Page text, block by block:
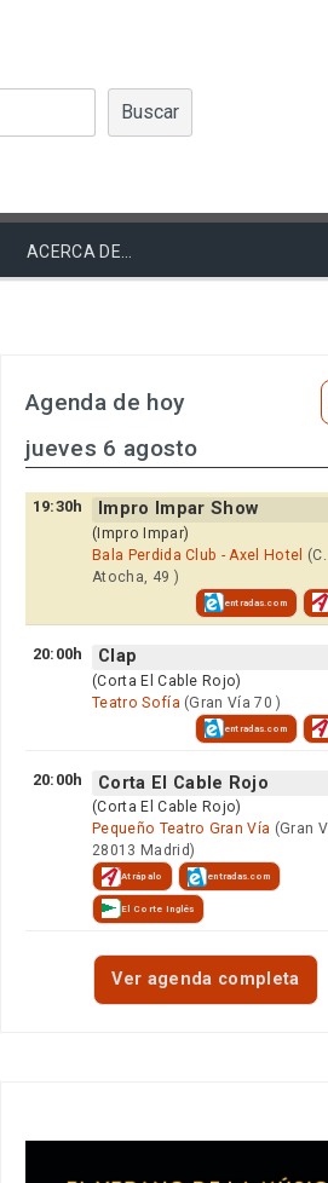
Buscar
ACERCA DE…
Agenda de hoy
jueves 6 agosto
19:30h Impro Impar Show
(Impro Impar)
Bala Perdida Club - Axel Hotel
Atocha, 49 )
entradas.com
20:00h Clap
(Corta El Cable Rojo)
Teatro Sofía (Gran Vía 70 )
entradas.com
20:00h Corta El Cable Rojo
(Corta El Cable Rojo)
Pequeño Teatro Gran Vía (Gran
28013 Madrid)
Atrápalo entradas.com
El Corte Inglés
Ver agenda completa